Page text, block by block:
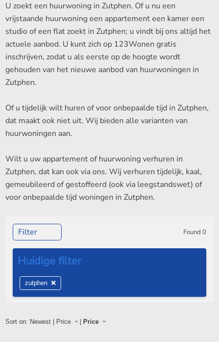
U zoekt een huurwoning in Zutphen. Of u nu een
vrijstaande huurwoning een appartement een kamer een
studio of een flat zoekt in Zutphen; u vindt bij ons altijd het
actuele aanbod. U kunt zich op 123Wonen gratis
inschrijven, zodat u als eerste op de hoogte wordt
gehouden van het nieuwe aanbod van huurwoningen in
Zutphen.
Of u tijdelijk wilt huren of voor onbepaalde tijd in Zutphen,
dat maakt ook niet uit. Wij bieden alle varianten van
huurwoningen aan.
Wilt u uw appartement of huurwoning verhuren in
Zutphen, dat kan ook via ons. Wij verhuren tijdelijk, kaal,
gemeubileerd of gestoffeerd (ook via leegstandswet) of
voor onbepaalde tijd woningen in Zutphen.
Sort on: Newest| Price | Price
Filter Found0
zutphen